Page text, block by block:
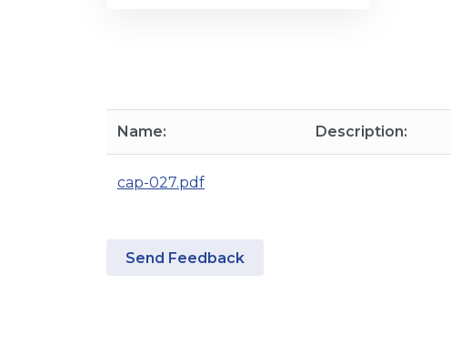
Name: Description:
cap-027.pdf
Send Feedback